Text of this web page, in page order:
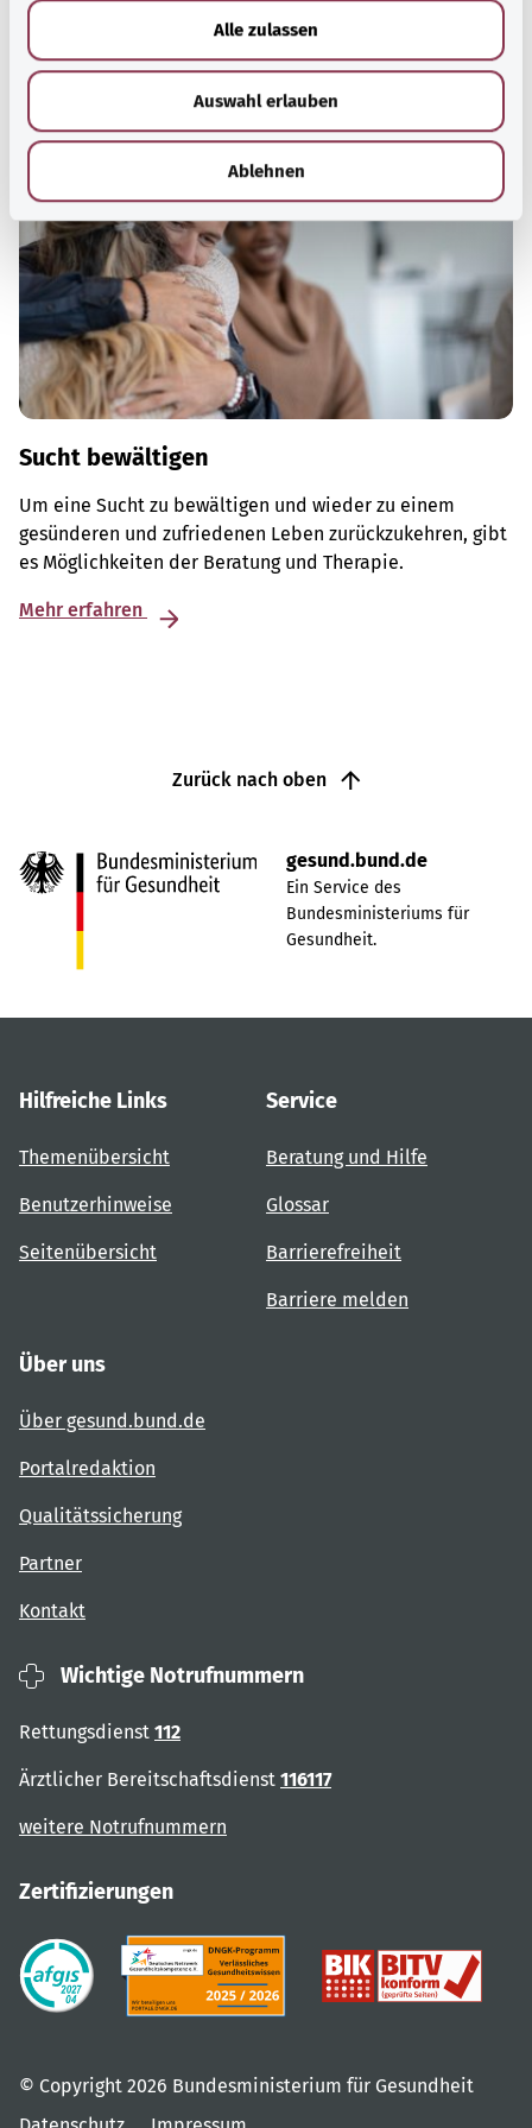
Alle zulassen
Auswahl erlauben
Ablehnen
Mehr erfahren
Sucht bewältigen
Um eine Sucht zu bewältigen und wieder zu einem
gesünderen und zufriedenen Leben zurückzukehren, gibt
es Möglichkeiten der Beratung und Therapie.
Mehr erfahren
Zurück nach oben
gesund.bund.de
Ein Service des
Bundesministeriums für
Gesundheit.
Hilfreiche Links
Themenübersicht
Benutzerhinweise
Seitenübersicht
Service
Beratung und Hilfe
Glossar
Barrierefreiheit
Barriere melden
Über uns
Über gesund.bund.de
Portalredaktion
Qualitätssicherung
Partner
Kontakt
Wichtige Notrufnummern
Rettungsdienst 112
Ärztlicher Bereitschaftsdienst 116117
weitere Notrufnummern
Zertifizierungen
© Copyright 2026 Bundesministerium für Gesundheit